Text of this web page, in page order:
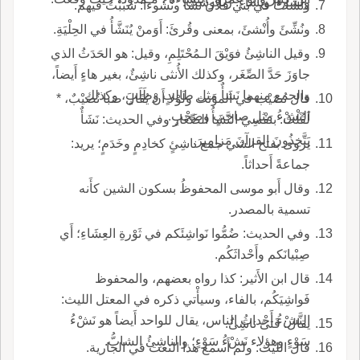
ونَشَأْتُ في بني فلان نَشْأً ونُشُوءاً: شَبَبْتُ فيهم.
ونُشِّئَ وأُنْشئَ، بمعنى وقُرئَ: أَوَمنْ يُنَشَّأُ في الحِلْيَةِ.
وقيل الناشِئُ فوَيْقَ الـمُحْتَلِمِ، وقيل: هو الحَدَثُ الذي
جاوَزَ حَدَّ الصِّغَر، وكذلك الأُنثى ناشِئٌ، بغير هاءٍ أَيضاً،
والجمع منهما نَشَأٌ مثل طالِبٍ وطَلَبٍ، وكذلك
النَشْءُ مثل صاحِبٍ وصَحْبٍ.
قال نُصَيْب في المؤَنث ولَوْلا أَنْ يُقَالَ صَبا نُصَيْبٌ، *
لَقُلْتُ: بنَفْسِيَ النَّشَأُ الصِّغار وفي الحديث: نَشَأٌ
يَتَّخِذُونَ القرآنَ مَزامِيرَ.
يروى بفتح الشي جمع ناشِئٍ كخادِمٍ وخَدَمٍ؛ يريد:
جماعةً أَحداثاً.
وقال أَبو موسى المحفوظُ بسكون الشين كأَنه
تسمية بالمصدر.
وفي الحديث: ضُمُّوا نَواشِئَكم في ثَوْرةِ العِشَاءِ؛ أَي
صِبْيانَكم وأَحْداثَكُم.
قال ابن الأَثير: كذا رواه بعضهم، والمحفوظ
فَواشِيَكُم، بالفاء، وسيأْتي ذكره في المعتل الليث:
النَّشْءُ أَحْداثُ الناس، يقال للواحد أَيضاً هو نَشْءُ
سَوْءٍ وهؤلاء نَشْءُ سَوْءٍ؛ والناشِئُ الشابُّ.
يقال: فَتىً ناشِئٌ.
قال الليث: ولم أَسمع هذا النعت في الجارية.